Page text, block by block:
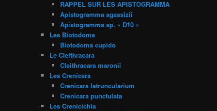
RAPPEL SUR LES APISTOGRAMMA
Apistogramma agassizii
Apistogramma sp. « D10 »
Les Biotodoma
Biotodoma cupido
Le Cleithracara
Cleithracara maronii
Les Crenicara
Crenicara latruncularium
Crenicara punctulata
Les Crenicichla